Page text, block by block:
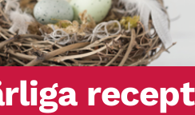
recept